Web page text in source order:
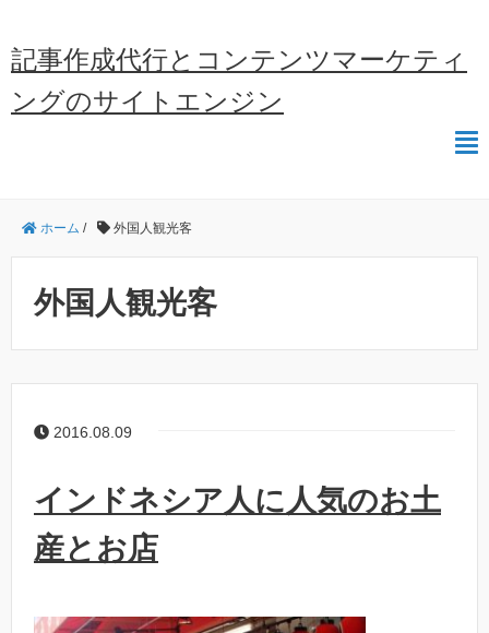
記事作成代行とコンテンツマーケティ
ングのサイトエンジン
ホーム / 外国人観光客
外国人観光客
2016.08.09
インドネシア人に人気のお土
産とお店